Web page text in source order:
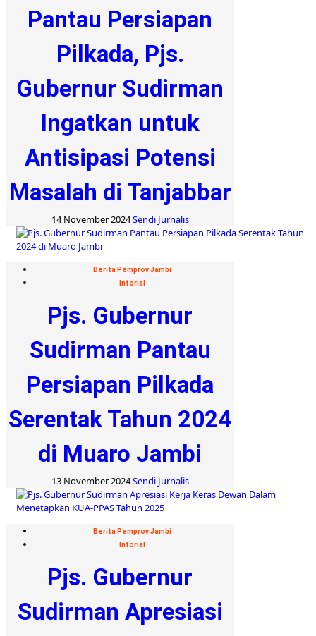
Pantau Persiapan
Pilkada, Pjs.
Gubernur Sudirman
Ingatkan untuk
Antisipasi Potensi
Masalah di Tanjabbar
14 November 2024Sendi Jurnalis
Berita Pemprov Jambi
Inforial
Pjs. Gubernur
Sudirman Pantau
Persiapan Pilkada
Serentak Tahun 2024
di Muaro Jambi
13 November 2024Sendi Jurnalis
Berita Pemprov Jambi
Inforial
Pjs. Gubernur
Sudirman Apresiasi